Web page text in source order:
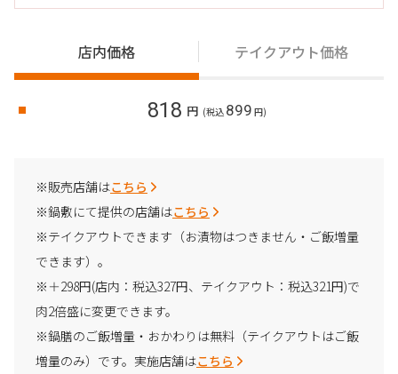
店内価格 テイクアウト価格
818 円 (税込 899 円)
※販売店舗はこちら
※鍋敷にて提供の店舗はこちら
※テイクアウトできます（お漬物はつきません・ご飯増量
できます）。
※＋298円(店内：税込327円、テイクアウト：税込321円)で
肉2倍盛に変更できます。
※鍋膳のご飯増量・おかわりは無料（テイクアウトはご飯
増量のみ）です。実施店舗はこちら